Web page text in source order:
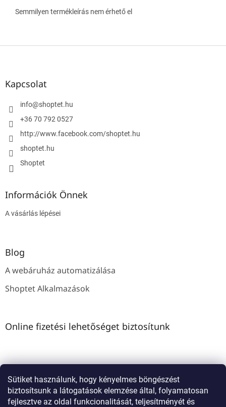
Sütiket használunk, hogy kényelmes böngészést
biztosítsunk a látogatások elemzése által, folyamatosan
fejlesztve az oldal funkcionalitását, teljesítményét és
Semmilyen termékleírás nem érhető el
L
Kapcsolat
info@shoptet.hu
+36 70 792 0527
http://www.facebook.com/shoptet.hu
shoptet.hu
Shoptet
Információk Önnek
A vásárlás lépései
Blog
A webáruház automatizálása
Shoptet Alkalmazások
Online fizetési lehetőséget biztosítunk
Shoptet Tanácsadás